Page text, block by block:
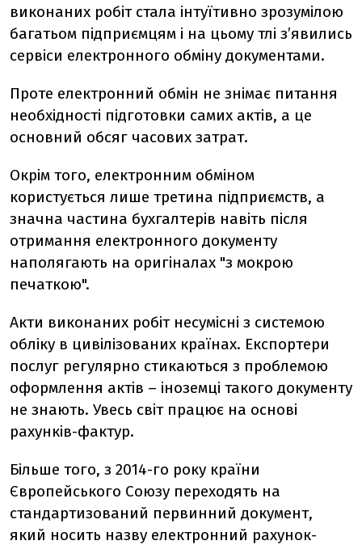
виконаних робіт стала інтуїтивно зрозумілою
багатьом підприємцям і на цьому тлі з’явились
сервіси електронного обміну документами.
Проте електронний обмін не знімає питання
необхідності підготовки самих актів, а це
основний обсяг часових затрат.
Окрім того, електронним обміном
користується лише третина підприємств, а
значна частина бухгалтерів навіть після
отримання електронного документу
наполягають на оригіналах "з мокрою
печаткою".
Акти виконаних робіт несумісні з системою
обліку в цивілізованих країнах. Експортери
послуг регулярно стикаються з проблемою
оформлення актів – іноземці такого документу
не знають. Увесь світ працює на основі
рахунків-фактур.
Більше того, з 2014-го року країни
Європейського Союзу переходять на
стандартизований первинний документ,
який носить назву електронний рахунок-